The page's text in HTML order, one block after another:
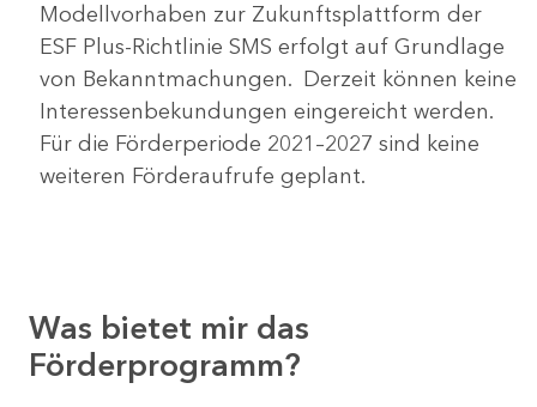
Modellvorhaben zur Zukunftsplattform der
ESF Plus-Richtlinie SMS erfolgt auf Grundlage
von Bekanntmachungen. Derzeit können keine
Interessenbekundungen eingereicht werden.
Für die Förderperiode 2021–2027 sind keine
weiteren Förderaufrufe geplant.
Was bietet mir das
Förderprogramm?